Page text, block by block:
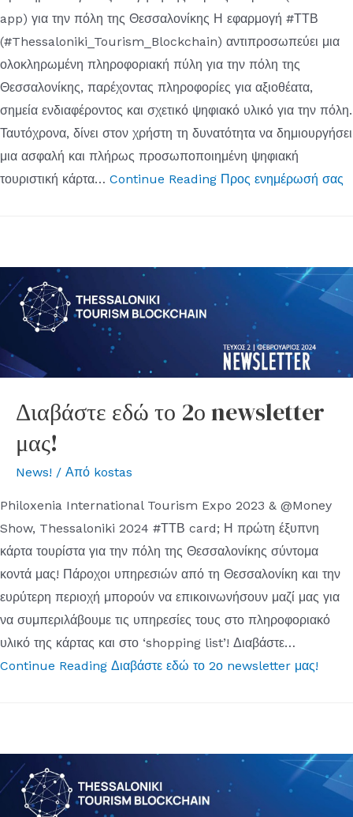
app) για την πόλη της Θεσσαλονίκης Η εφαρμογή #ΤΤΒ
(#Thessaloniki_Tourism_Blockchain) αντιπροσωπεύει μια
ολοκληρωμένη πληροφοριακή πύλη για την πόλη της
Θεσσαλονίκης, παρέχοντας πληροφορίες για αξιοθέατα,
σημεία ενδιαφέροντος και σχετικό ψηφιακό υλικό για την πόλη.
Ταυτόχρονα, δίνει στον χρήστη τη δυνατότητα να δημιουργήσει
μια ασφαλή και πλήρως προσωποποιημένη ψηφιακή
τουριστική κάρτα… Continue Reading Προς ενημέρωσή σας
Διαβάστε εδώ το 2ο newsletter
μας!
News! / Από kostas
Philoxenia International Tourism Expo 2023 & @Money
Show, Thessaloniki 2024 #ΤΤΒ card; Η πρώτη έξυπνη
κάρτα τουρίστα για την πόλη της Θεσσαλονίκης σύντομα
κοντά μας! Πάροχοι υπηρεσιών από τη Θεσσαλονίκη και την
ευρύτερη περιοχή μπορούν να επικοινωνήσουν μαζί μας για
να συμπεριλάβουμε τις υπηρεσίες τους στο πληροφοριακό
υλικό της κάρτας και στο ‘shopping list’! Διαβάστε…
Continue Reading Διαβάστε εδώ το 2ο newsletter μας!